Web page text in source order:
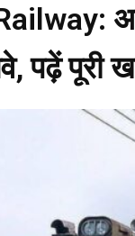
पढ़ें पूरी